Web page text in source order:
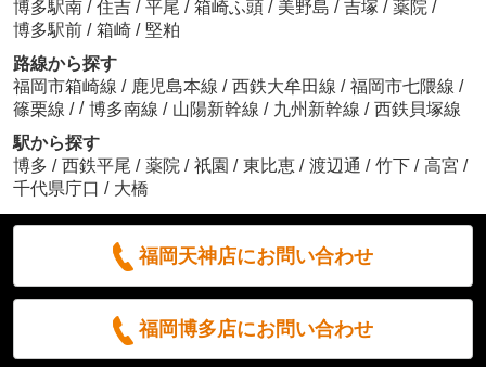
博多駅南 / 住吉 / 平尾 / 箱崎ふ頭 / 美野島 / 吉塚 / 薬院 /
博多駅前 / 箱崎 / 堅粕
路線から探す
福岡市箱崎線 / 鹿児島本線 / 西鉄大牟田線 / 福岡市七隈線 /
篠栗線 / / 博多南線 / 山陽新幹線 / 九州新幹線 / 西鉄貝塚線
駅から探す
博多 / 西鉄平尾 / 薬院 / 祇園 / 東比恵 / 渡辺通 / 竹下 / 高宮 /
千代県庁口 / 大橋
福岡天神店にお問い合わせ
福岡博多店にお問い合わせ